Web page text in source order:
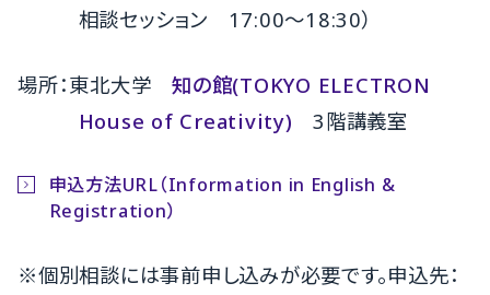
相談セッション 17:00〜18:30）
場所：東北大学知の館(TOKYO ELECTRON
House of Creativity) 3階講義室
申込方法URL（Information in English &
Registration）
※個別相談には事前申し込みが必要です。申込先：